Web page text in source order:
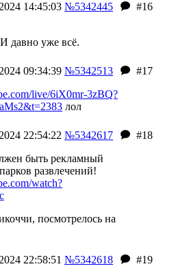
14:45:03 №5342445
#16
давно уже всё.
09:34:39 №5342513
#17
live/6iX0mr-3zBQ?
лол
22:54:22 №5342617
#18
быть рекламный
развлечений!
watch?
посмотрелось на
22:58:51 №5342618
#19